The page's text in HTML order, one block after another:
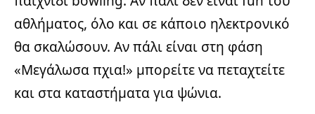
αθλήματος, όλο και σε κάποιο ηλεκτρονικό
θα σκαλώσουν. Αν πάλι είναι στη φάση
«Μεγάλωσα πχια!» μπορείτε να πεταχτείτε
και στα καταστήματα για ψώνια.